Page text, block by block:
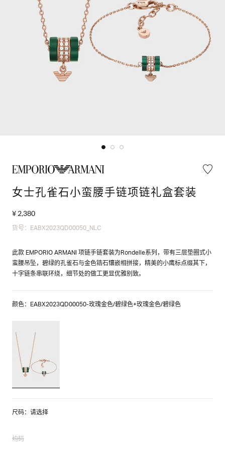
女士孔雀石小蛮腰手链项链礼盒套装
¥ 2,380
货号：EABX2023QD00050_NLC
此款 EMPORIO ARMANI 项链手链套装为Rondelle系列，带有三层垫圈式小
蛮腰吊坠，碧绿的孔雀石与金色锆石镶嵌相拼接，精美的小鹰标点缀其下，
十字链条串联环绕，细节处的做工更显优雅别致。
颜色：EABX2023QD00050-玫瑰金色/碧绿色+玫瑰金色/碧绿色
尺码：请选择
均码